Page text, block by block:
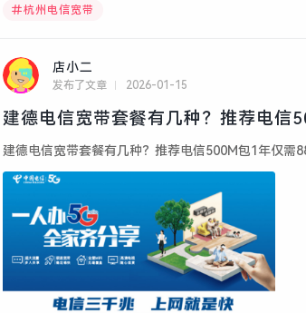
杭州电信宽带
店小二
发布了文章 2026-01-15
建德电信宽带套餐有几种？推荐电信
建德电信宽带套餐有几种？推荐电信500M包1年仅需